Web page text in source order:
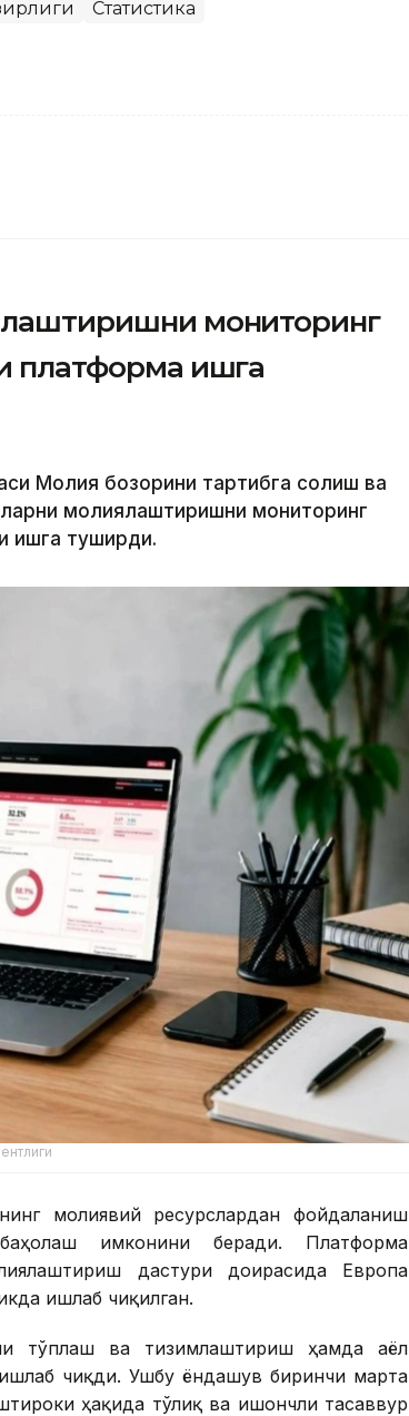
Статистика
мониторинг
платформа ишга
Молия бозорини тартибга солиш ва
молиялаштиришни мониторинг
ишга туширди.
молиявий ресурслардан фойдаланиш
имконини беради. Платформа
дастури доирасида Европа
ишлаб чиқилган.
тўплаш ва тизимлаштириш ҳамда аёл
чиқди. Ушбу ёндашув биринчи марта
ҳақида тўлиқ ва ишончли тасаввур